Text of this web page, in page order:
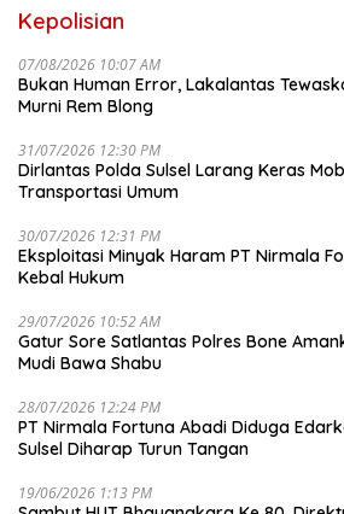
Kepolisian
07/08/2026 10:07 AM
Bukan Human Error, Lakalantas
Murni Rem Blong
31/07/2026 12:30 PM
Dirlantas Polda Sulsel Larang Keras
Transportasi Umum
30/07/2026 12:31 PM
Eksploitasi Minyak Haram PT Nirmala
Kebal Hukum
29/07/2026 10:52 AM
Gatur Sore Satlantas Polres Bone
Mudi Bawa Shabu
28/07/2026 12:24 PM
PT Nirmala Fortuna Abadi Diduga
Sulsel Diharap Turun Tangan
19/06/2026 1:13 PM